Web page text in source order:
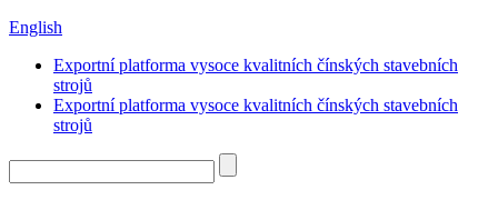
English
Exportní platforma vysoce kvalitních čínských stavebních
strojů
Exportní platforma vysoce kvalitních čínských stavebních
strojů